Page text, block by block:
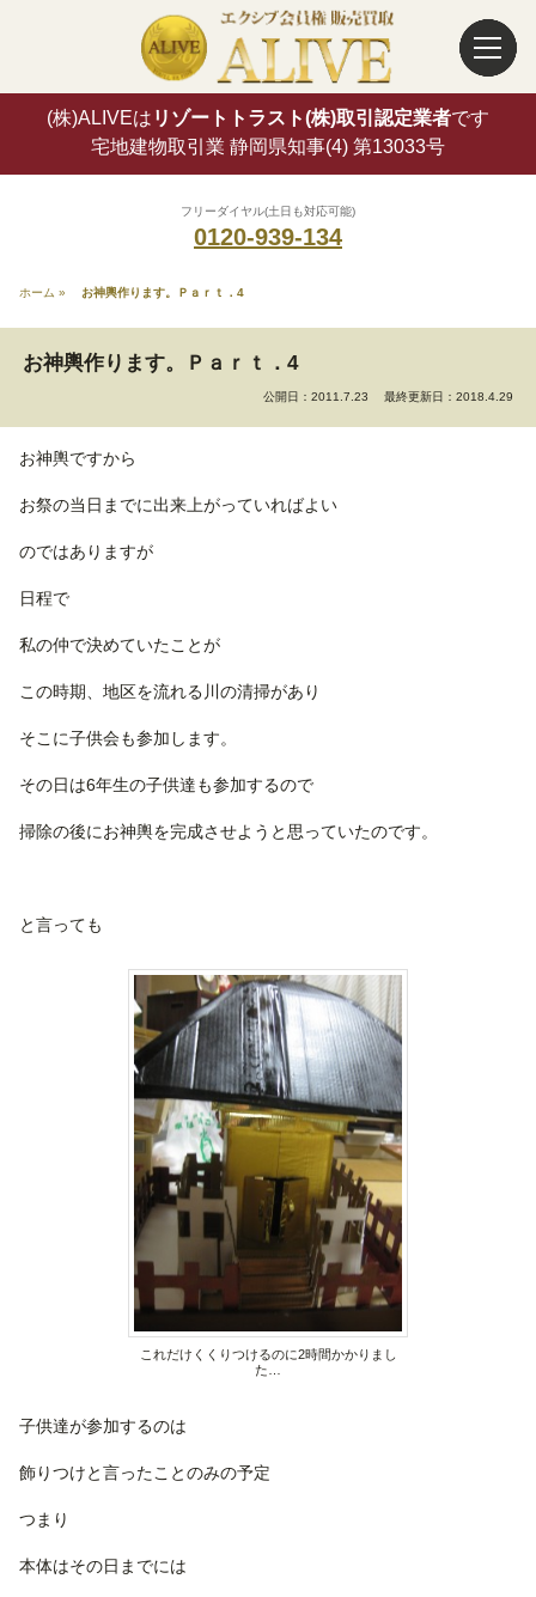
(株)ALIVEは リゾートトラスト(株)取引認定業者です
宅地建物取引業 静岡県知事(4) 第13033号
フリーダイヤル(土日も対応可能)
0120-939-134
ホーム » お神輿作ります。Ｐａｒｔ．4
お神輿作ります。Ｐａｒｔ．4
公開日：2011.7.23 最終更新日：2018.4.29
お神輿ですから
お祭の当日までに出来上がっていればよい
のではありますが
日程で
私の仲で決めていたことが
この時期、地区を流れる川の清掃があり
そこに子供会も参加します。
その日は6年生の子供達も参加するので
掃除の後にお神輿を完成させようと思っていたのです。
と言っても
これだけくくりつけるのに2時間かかりまし
た…
子供達が参加するのは
飾りつけと言ったことのみの予定
つまり
本体はその日までには